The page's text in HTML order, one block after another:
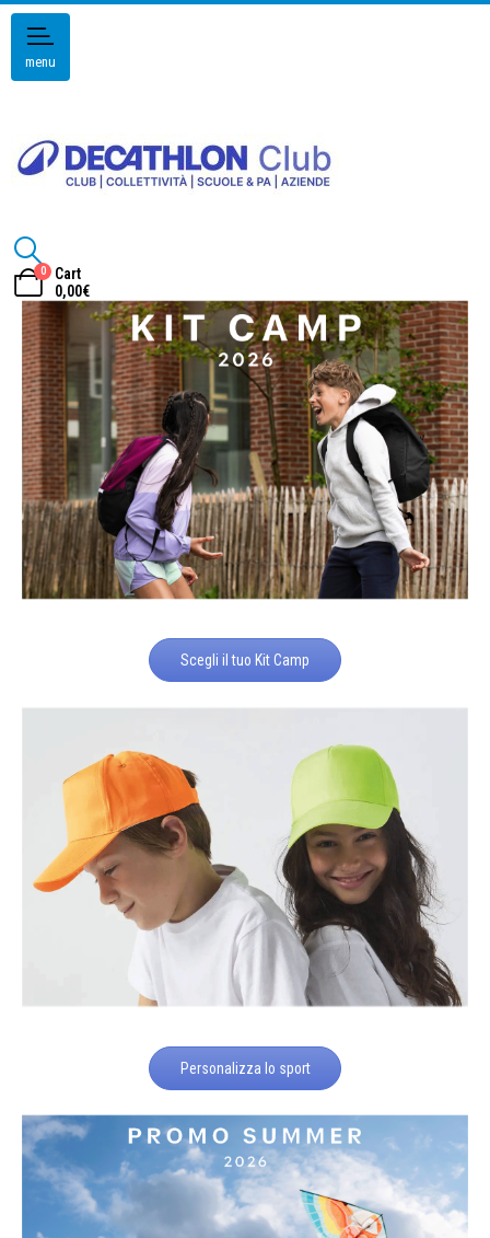
menu
0
Cart
0,00€
Scegli il tuo Kit Camp
Personalizza lo sport